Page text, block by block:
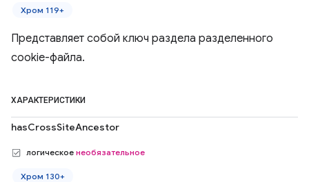
Хром 119+
Представляет собой ключ раздела разделенного
cookie-файла.
ХАРАКТЕРИСТИКИ
hasCrossSiteAncestor
логическое необязательное
Хром 130+